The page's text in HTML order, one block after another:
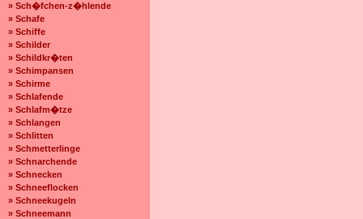
» Sch�fchen-z�hlende
» Schafe
» Schiffe
» Schilder
» Schildkr�ten
» Schimpansen
» Schirme
» Schlafende
» Schlafm�tze
» Schlangen
» Schlitten
» Schmetterlinge
» Schnarchende
» Schnecken
» Schneeflocken
» Schneekugeln
» Schneemann